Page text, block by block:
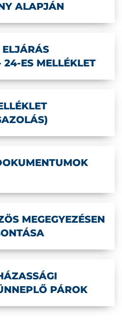
ALAPJÁN
ES MELLÉKLET
MEGEGYEZÉSEN
PÁROK